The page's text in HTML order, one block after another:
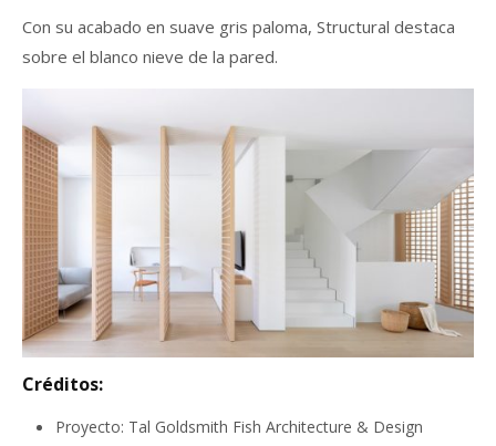
Con su acabado en suave gris paloma, Structural destaca
sobre el blanco nieve de la pared.
Créditos:
Proyecto: Tal Goldsmith Fish Architecture & Design